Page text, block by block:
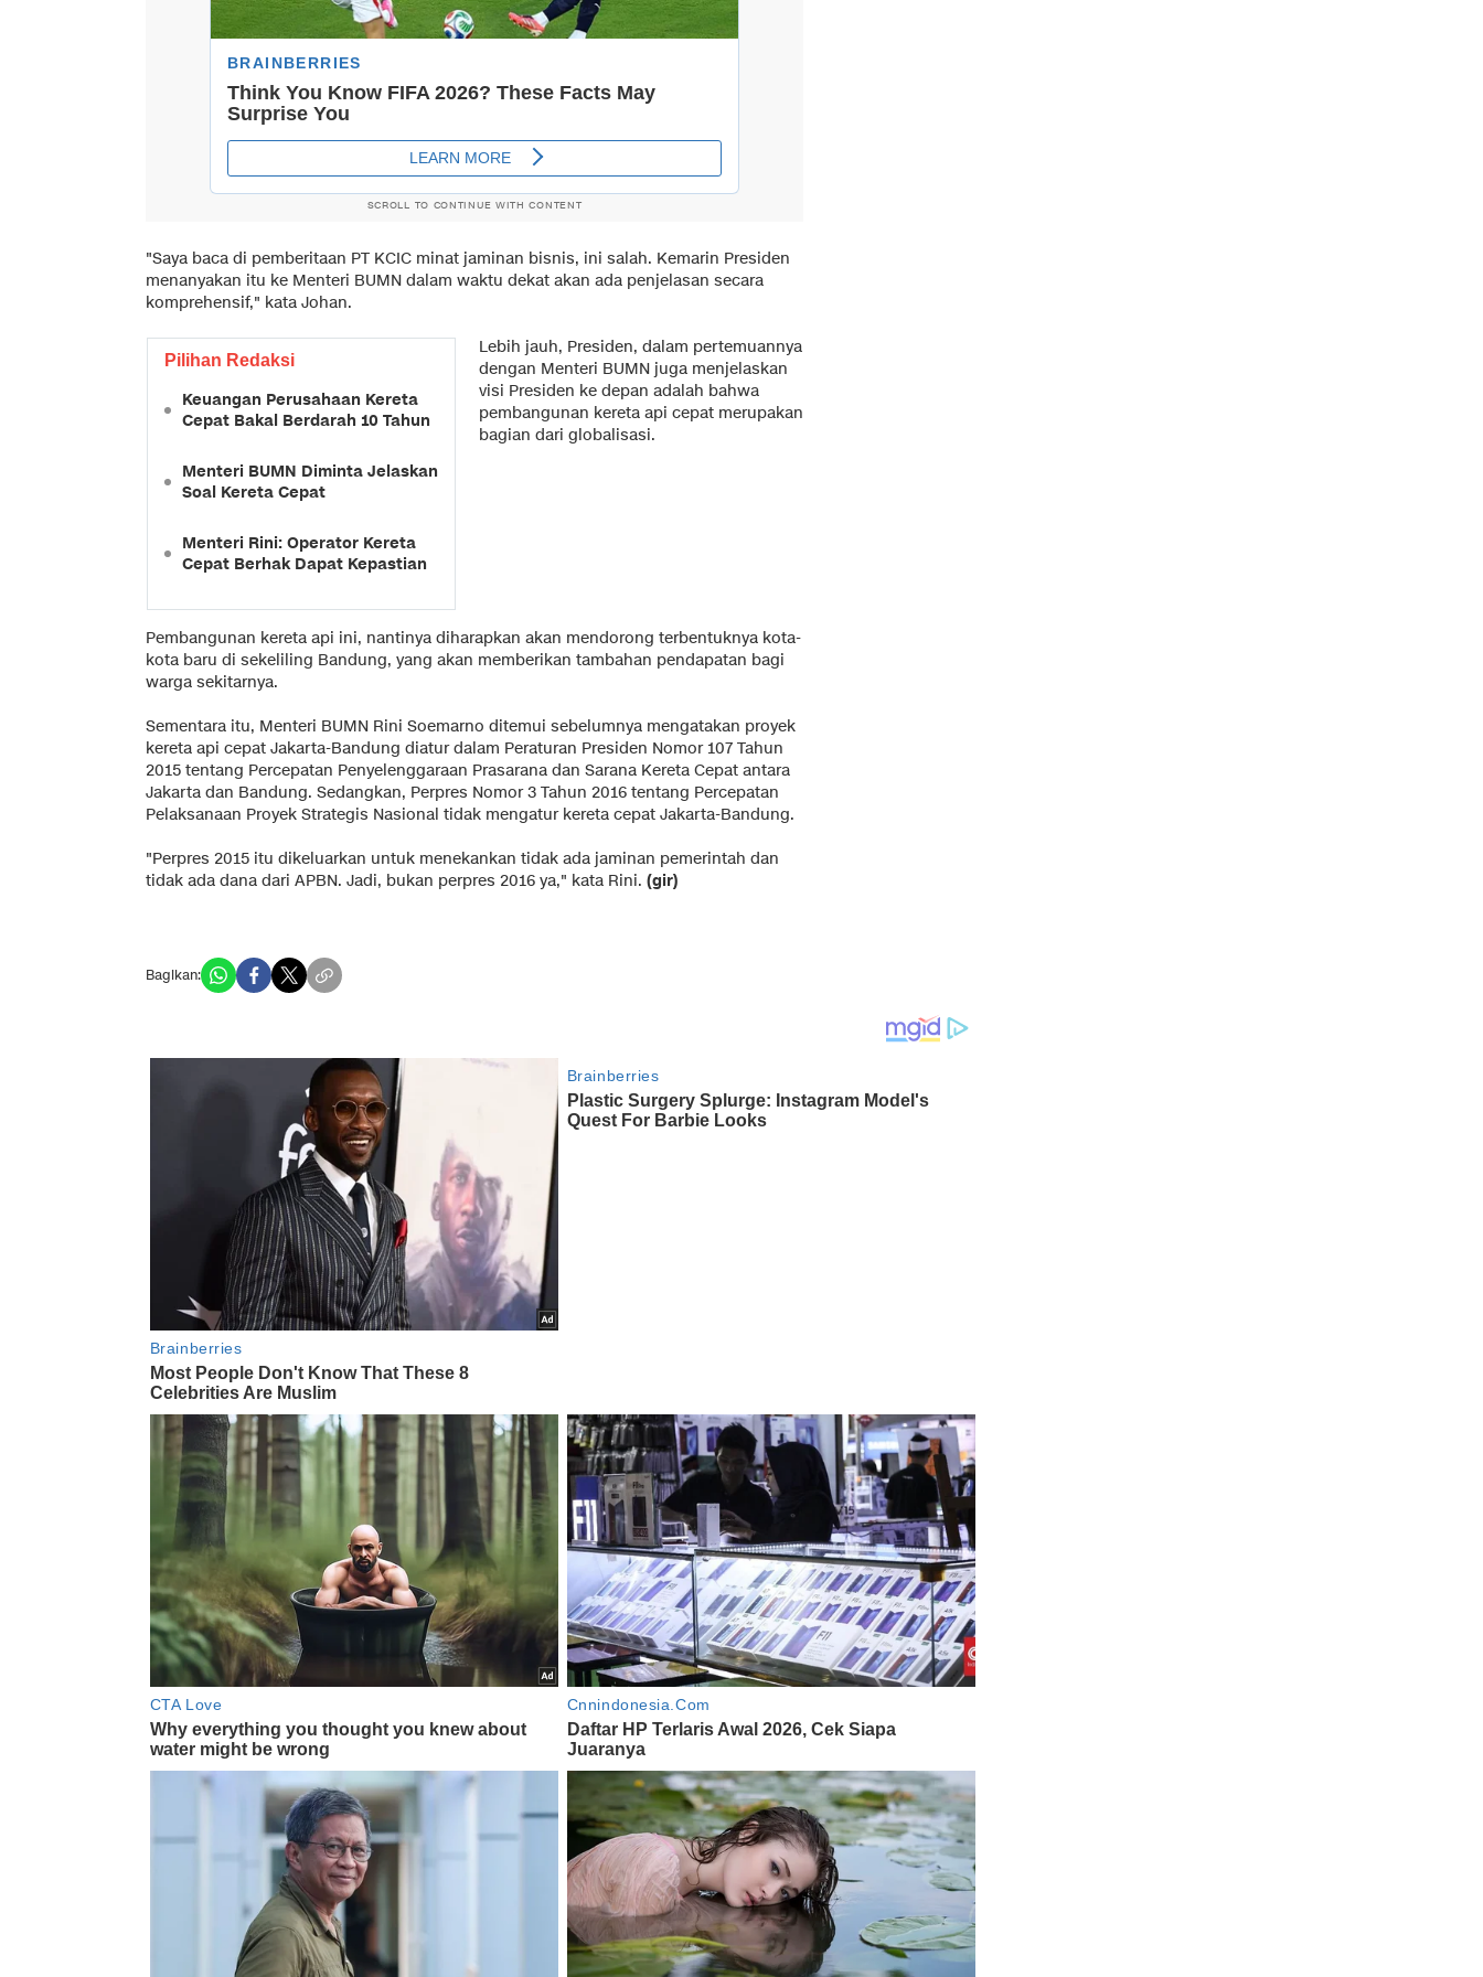
SCROLL TO CONTINUE WITH CONTENT
"Saya baca di pemberitaan PT KCIC minat jaminan bisnis, ini salah. Kemarin Presiden
menanyakan itu ke Menteri BUMN dalam waktu dekat akan ada penjelasan secara
komprehensif," kata Johan.
Pilihan Redaksi
Keuangan Perusahaan Kereta
Cepat Bakal Berdarah 10 Tahun
Menteri BUMN Diminta Jelaskan
Soal Kereta Cepat
Menteri Rini: Operator Kereta
Cepat Berhak Dapat Kepastian
Lebih jauh, Presiden, dalam pertemuannya
dengan Menteri BUMN juga menjelaskan
visi Presiden ke depan adalah bahwa
pembangunan kereta api cepat merupakan
bagian dari globalisasi.
Pembangunan kereta api ini, nantinya diharapkan akan mendorong terbentuknya kota-
kota baru di sekeliling Bandung, yang akan memberikan tambahan pendapatan bagi
warga sekitarnya.
Sementara itu, Menteri BUMN Rini Soemarno ditemui sebelumnya mengatakan proyek
kereta api cepat Jakarta-Bandung diatur dalam Peraturan Presiden Nomor 107 Tahun
2015 tentang Percepatan Penyelenggaraan Prasarana dan Sarana Kereta Cepat antara
Jakarta dan Bandung. Sedangkan, Perpres Nomor 3 Tahun 2016 tentang Percepatan
Pelaksanaan Proyek Strategis Nasional tidak mengatur kereta cepat Jakarta-Bandung.
"Perpres 2015 itu dikeluarkan untuk menekankan tidak ada jaminan pemerintah dan
tidak ada dana dari APBN. Jadi, bukan perpres 2016 ya," kata Rini. (gir)
Bagikan: